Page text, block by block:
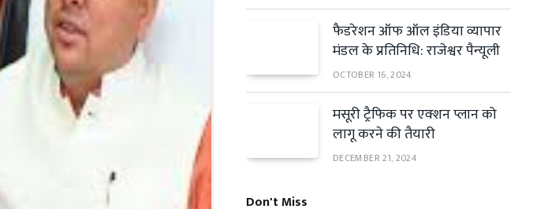
फैडरेशन ऑफ ऑल इंडिया व्यापार
मंडल के प्रतिनिधि: राजेश्वर पैन्यूली
OCTOBER 16, 2024
मसूरी ट्रैफिक पर एक्शन प्लान को
लागू करने की तैयारी
DECEMBER 21, 2024
Don't Miss